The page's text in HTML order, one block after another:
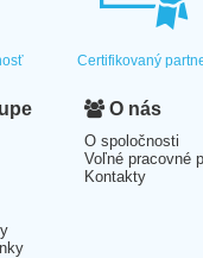
Certifikovaný
O nás
O spoločnosti
Voľné pracovné
Kontakty